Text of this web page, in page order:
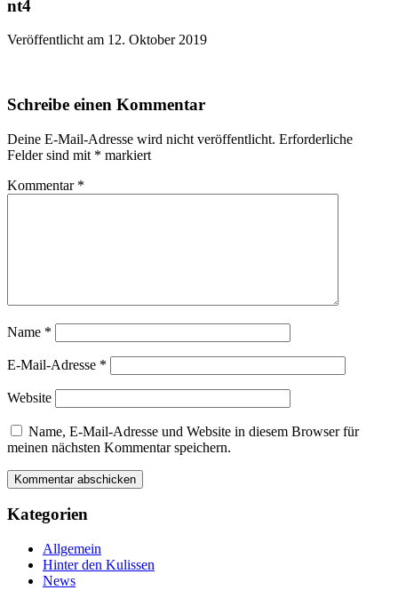
nt4
Veröffentlicht am 12. Oktober 2019
Schreibe einen Kommentar
Deine E-Mail-Adresse wird nicht veröffentlicht. Erforderliche
Felder sind mit * markiert
Kommentar *
Name *
E-Mail-Adresse *
Website
Name, E-Mail-Adresse und Website in diesem Browser für
meinen nächsten Kommentar speichern.
Kategorien
Allgemein
Hinter den Kulissen
News